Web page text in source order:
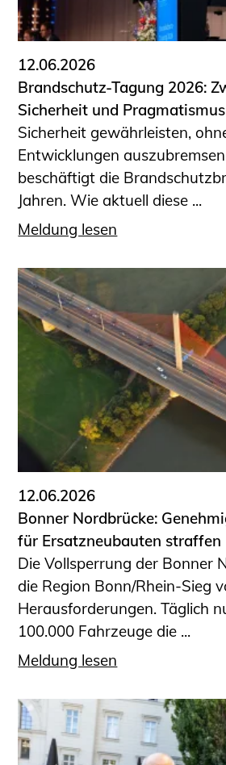
Informationen für
Anträge, Anzeigen, Formulare
Fortbildung/Seminare
Informationen für
und Ingenieure
Recht
Planungswettbewerbe
Publikationen
Stellenbörse
Staatlich anerkannte
Sachverständige
Prüfsachverständige
Qualifizierte Tragwerksplaner/-
Bauvorlageberechtigte
Sachkundige für Zustands-
Funktionsprüfung privater
Abwasserleitungen
Vereinbarungen mit
Ingenieurkammern
Büronachfolge
Zusatzqualifikationen
Geschützter Bereich
Informationen für
Verbraucher
Ingenieursuche (Mitglieder
NRW)
Fachlisten
Informationen für
Schüler und Studierende
Projekte für Schülerinnen und
12.06.2026
Brandschutz-Tagung 2026:
Sicherheit und Pragmatismus
Sicherheit gewährleisten,
Entwicklungen
beschäftigt die
Jahren. Wie aktuell diese ...
Meldung lesen
12.06.2026
Bonner Nordbrücke:
für Ersatzneubauten straffen
Die Vollsperrung der Bonner
die Region Bonn/Rhein-Sieg
Herausforderungen. Täglich
100.000 Fahrzeuge die ...
Meldung lesen